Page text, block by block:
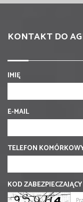
KONTAKT DO
IMIĘ
E-MAIL
TELEFON
KOD ZABEZPIECZAJĄCY